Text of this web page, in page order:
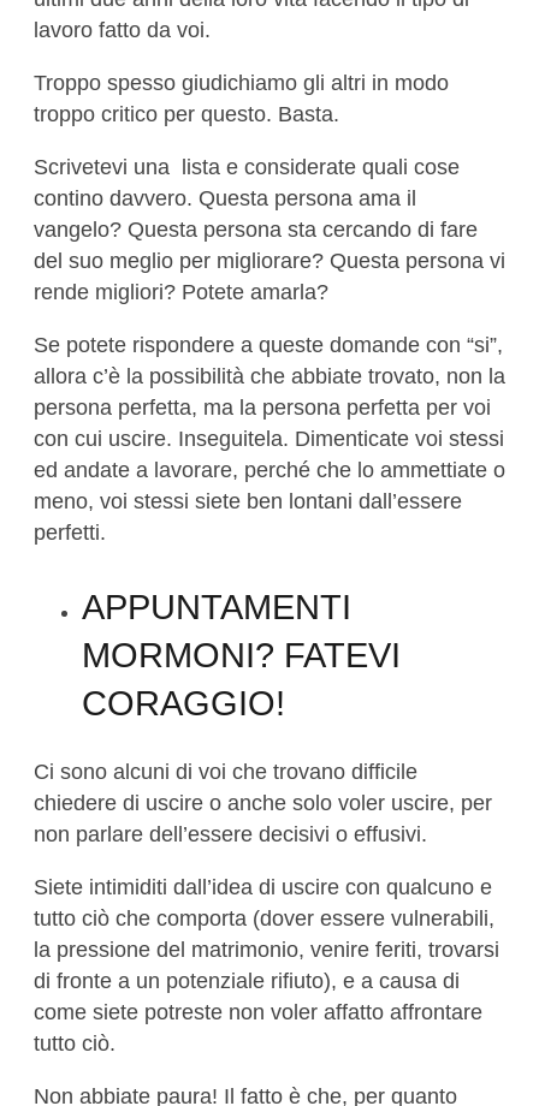
lavoro fatto da voi.
Troppo spesso giudichiamo gli altri in modo
troppo critico per questo. Basta.
Scrivetevi una lista e considerate quali cose
contino davvero. Questa persona ama il
vangelo? Questa persona sta cercando di fare
del suo meglio per migliorare? Questa persona vi
rende migliori? Potete amarla?
Se potete rispondere a queste domande con “si”,
allora c’è la possibilità che abbiate trovato, non la
persona perfetta, ma la persona perfetta per voi
con cui uscire. Inseguitela. Dimenticate voi stessi
ed andate a lavorare, perché che lo ammettiate o
meno, voi stessi siete ben lontani dall’essere
perfetti.
APPUNTAMENTI
MORMONI? FATEVI
CORAGGIO!
Ci sono alcuni di voi che trovano difficile
chiedere di uscire o anche solo voler uscire, per
non parlare dell’essere decisivi o effusivi.
Siete intimiditi dall’idea di uscire con qualcuno e
tutto ciò che comporta (dover essere vulnerabili,
la pressione del matrimonio, venire feriti, trovarsi
di fronte a un potenziale rifiuto), e a causa di
come siete potreste non voler affatto affrontare
tutto ciò.
Non abbiate paura! Il fatto è che, per quanto